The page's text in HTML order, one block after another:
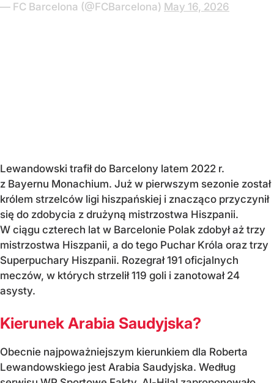
— FC Barcelona (@FCBarcelona) May 16, 2026
Lewandowski trafił do Barcelony latem 2022 r.
z Bayernu Monachium. Już w pierwszym sezonie został
królem strzelców ligi hiszpańskiej i znacząco przyczynił
się do zdobycia z drużyną mistrzostwa Hiszpanii.
W ciągu czterech lat w Barcelonie Polak zdobył aż trzy
mistrzostwa Hiszpanii, a do tego Puchar Króla oraz trzy
Superpuchary Hiszpanii. Rozegrał 191 oficjalnych
meczów, w których strzelił 119 goli i zanotował 24
asysty.
Kierunek Arabia Saudyjska?
Obecnie najpoważniejszym kierunkiem dla Roberta
Lewandowskiego jest Arabia Saudyjska. Według